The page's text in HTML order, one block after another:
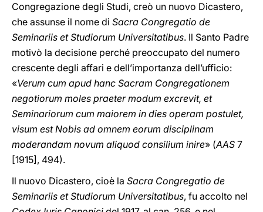
Congregazione degli Studi, creò un nuovo Dicastero,
che assunse il nome di Sacra Congregatio de
Seminariis et Studiorum Universitatibus. Il Santo Padre
motivò la decisione perché preoccupato del numero
crescente degli affari e dell’importanza dell’ufficio:
«Verum cum apud hanc Sacram Congregationem
negotiorum moles praeter modum excrevit, et
Seminariorum cum maiorem in dies operam postulet,
visum est Nobis ad omnem eorum disciplinam
moderandam novum aliquod consilium inire» (AAS 7
[1915], 494).
Il nuovo Dicastero, cioè la Sacra Congregatio de
Seminariis et Studiorum Universitatibus, fu accolto nel